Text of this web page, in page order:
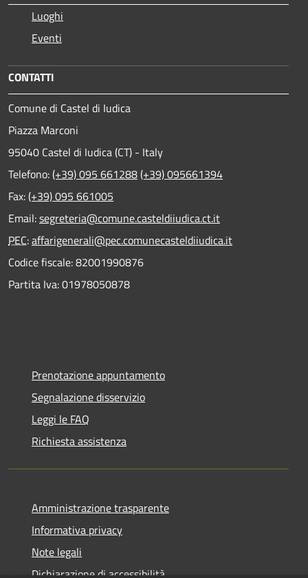
Luoghi
Eventi
CONTATTI
Comune di Castel di Iudica
Piazza Marconi
95040 Castel di Iudica (CT) - Italy
Telefono:(+39) 095 661288(+39) 095661394
Fax:(+39) 095 661005
Email:segreteria@comune.casteldiiudica.ct.it
PEC:affarigenerali@pec.comunecasteldiiudica.it
Codice fiscale: 82001990876
Partita Iva: 01978050878
Prenotazione appuntamento
Segnalazione disservizio
Leggi le FAQ
Richiesta assistenza
Amministrazione trasparente
Informativa privacy
Note legali
Dichiarazione di accessibilità